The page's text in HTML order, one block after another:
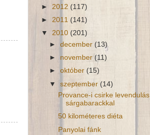
► 2012 (117)
► 2011 (141)
▼ 2010 (201)
►december (13)
► november (11)
►október (15)
▼szeptember (14)
Provance-i csirke levendulás
sárgabarackkal
50 kilométeres diéta
Panyolai fánk